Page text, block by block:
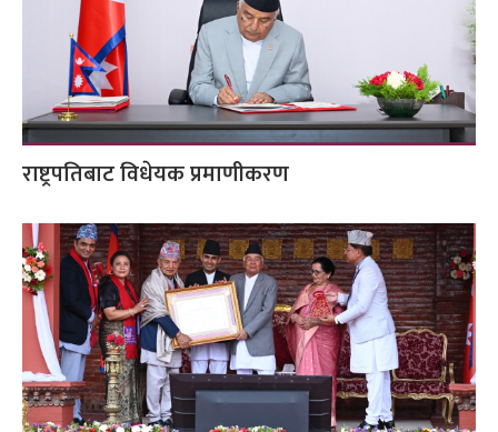
राष्ट्रपतिबाट विधेयक प्रमाणीकरण